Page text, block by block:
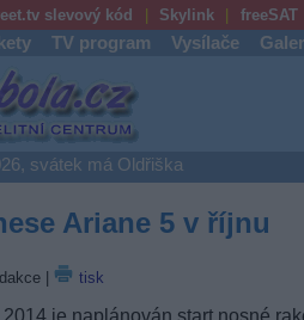
slevový kód Skylink freeSAT
TV program Vysílače
svátek má Oldřiška
Ariane 5 v říjnu
| tisk
je naplánován start nosné